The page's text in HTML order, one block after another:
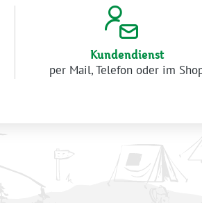
Kundendienst
per Mail, Telefon oder im